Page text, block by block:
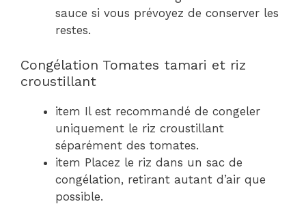
sauce si vous prévoyez de conserver les
restes.
Congélation Tomates tamari et riz
croustillant
item Il est recommandé de congeler
uniquement le riz croustillant
séparément des tomates.
item Placez le riz dans un sac de
congélation, retirant autant d’air que
possible.